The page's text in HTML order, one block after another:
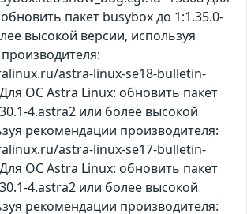
пакет busybox до 1:1.35.0-
высокой версии, используя
astra-linux-se18-bulletin-
ОС Astra Linux: обновить пакет
4.astra2 или более высокой
рекомендации производителя:
astra-linux-se17-bulletin-
ОС Astra Linux: обновить пакет
4.astra2 или более высокой
рекомендации производителя: